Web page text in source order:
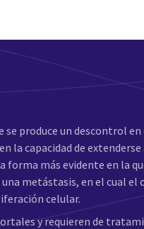
se produce un descontrol
la capacidad de
más evidente en la
metástasis, en el cual el
celular.
y requieren de